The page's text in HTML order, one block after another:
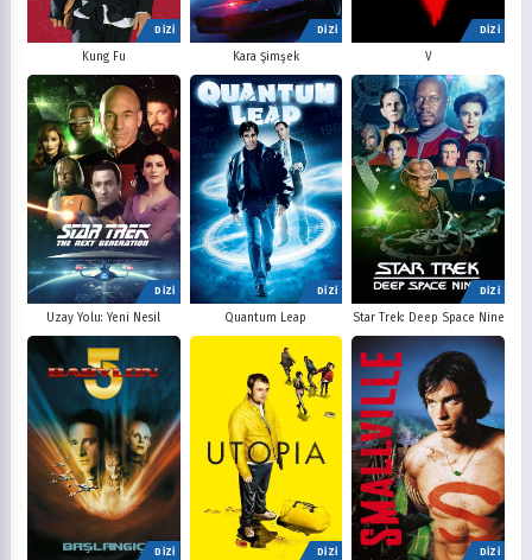
DİZİ
Kung Fu
DİZİ
Kara Şimşek
DİZİ
V
DİZİ
Uzay Yolu: Yeni Nesil
DİZİ
Quantum Leap
DİZİ
Star Trek: Deep Space Nine
DİZİ DİZİ DİZİ